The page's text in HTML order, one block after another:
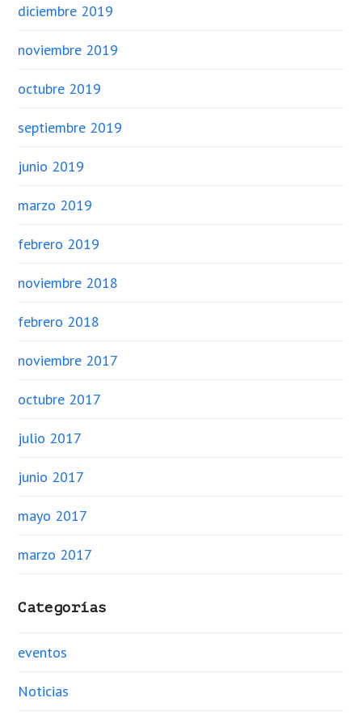
diciembre 2019
noviembre 2019
octubre 2019
septiembre 2019
junio 2019
marzo 2019
febrero 2019
noviembre 2018
febrero 2018
noviembre 2017
octubre 2017
julio 2017
junio 2017
mayo 2017
marzo 2017
Categorías
eventos
Noticias